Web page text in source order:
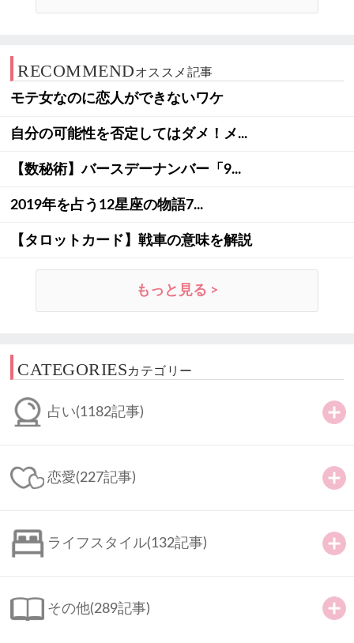
RECOMMENDオススメ記事
モテ女なのに恋人ができないワケ
自分の可能性を否定してはダメ！メ...
【数秘術】バースデーナンバー「9...
2019年を占う12星座の物語7...
【タロットカード】戦車の意味を解説
もっと見る >
CATEGORIESカテゴリー
占い(1182記事)
恋愛(227記事)
ライフスタイル(132記事)
その他(289記事)